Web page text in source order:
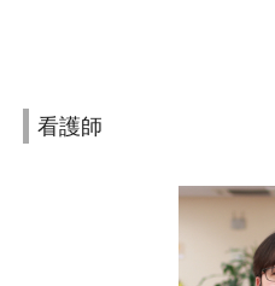
看護師